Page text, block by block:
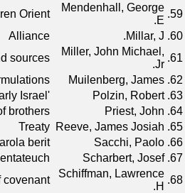
59.
Mendenhall, George
E.
Orient
60.
Millar, J.
Alliance
61.
Miller, John Michael,
Jr.
sources
62.
Muilenberg, James
63.
Polzin, Robert
'Hwqy' and covenantal institutions in early Israel
64.
Priest, John
brothers
65.
Reeve, James Josiah
Treaty
66.
Sacchi, Paolo
berit
67.
Scharbert, Josef
68.
Schiffman, Lawrence
H.
covenant